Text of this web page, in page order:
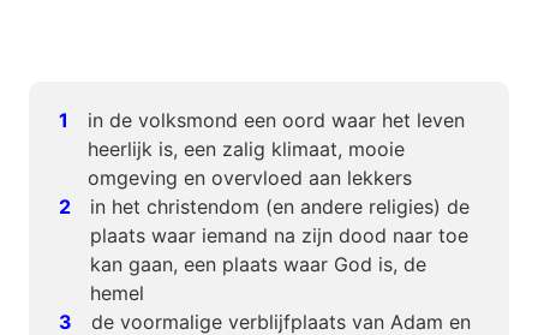
in de volksmond een oord waar het leven
heerlijk is, een zalig klimaat, mooie
omgeving en overvloed aan lekkers
in het christendom (en andere religies) de
plaats waar iemand na zijn dood naar toe
kan gaan, een plaats waar God is, de
hemel
de voormalige verblijfplaats van Adam en